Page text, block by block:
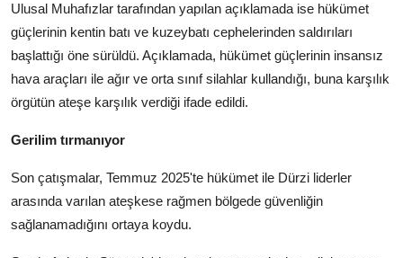
Ulusal Muhafızlar tarafından yapılan açıklamada ise hükümet
güçlerinin kentin batı ve kuzeybatı cephelerinden saldırıları
başlattığı öne sürüldü. Açıklamada, hükümet güçlerinin insansız
hava araçları ile ağır ve orta sınıf silahlar kullandığı, buna karşılık
örgütün ateşe karşılık verdiği ifade edildi.
Gerilim tırmanıyor
Son çatışmalar, Temmuz 2025'te hükümet ile Dürzi liderler
arasında varılan ateşkese rağmen bölgede güvenliğin
sağlanamadığını ortaya koydu.